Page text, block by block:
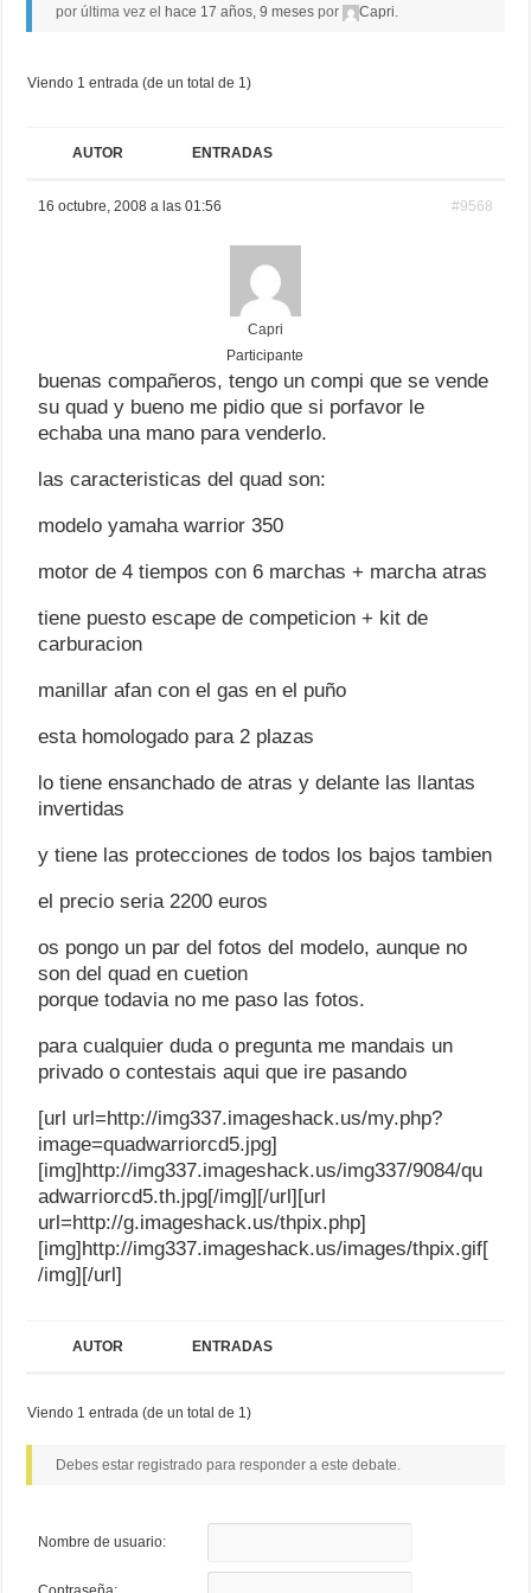
por última vez el
hace 17 años, 9 mesespor Capri.
Viendo 1 entrada (de un total de 1)
AUTOR ENTRADAS
16 octubre, 2008 a las 01:56 #9568
Capri
Participante
buenas compañeros, tengo un compi que se vende
su quad y bueno me pidio que si porfavor le
echaba una mano para venderlo.
las caracteristicas del quad son:
modelo yamaha warrior 350
motor de 4 tiempos con 6 marchas + marcha atras
tiene puesto escape de competicion + kit de
carburacion
manillar afan con el gas en el puño
esta homologado para 2 plazas
lo tiene ensanchado de atras y delante las llantas
invertidas
y tiene las protecciones de todos los bajos tambien
el precio seria 2200 euros
os pongo un par del fotos del modelo, aunque no
son del quad en cuetion
porque todavia no me paso las fotos.
para cualquier duda o pregunta me mandais un
privado o contestais aqui que ire pasando
[url url=http://img337.imageshack.us/my.php?
image=quadwarriorcd5.jpg]
[img]http://img337.imageshack.us/img337/9084/qu
adwarriorcd5.th.jpg[/img][/url][url
url=http://g.imageshack.us/thpix.php]
[img]http://img337.imageshack.us/images/thpix.gif[
/img][/url]
AUTOR ENTRADAS
Viendo 1 entrada (de un total de 1)
Debes estar registrado para responder a este debate.
Nombre de usuario: